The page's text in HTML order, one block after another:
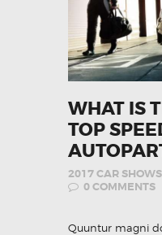
WHAT IS
TOP
2017 CAR SHOWS
0COMMENTS
Quuntur magni